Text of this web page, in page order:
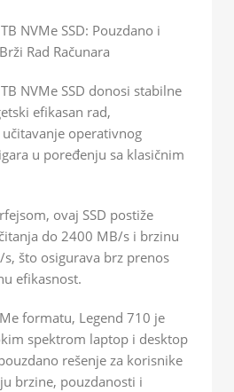
NVMe SSD: Pouzdano i
Rad Računara
NVMe SSD donosi stabilne
efikasan rad,
operativnog
u poređenju sa klasičnim
ovaj SSD postiže
do 2400 MB/s i brzinu
što osigurava brz prenos
efikasnost.
formatu, Legend 710 je
spektrom laptop i desktop
rešenje za korisnike
brzine, pouzdanosti i